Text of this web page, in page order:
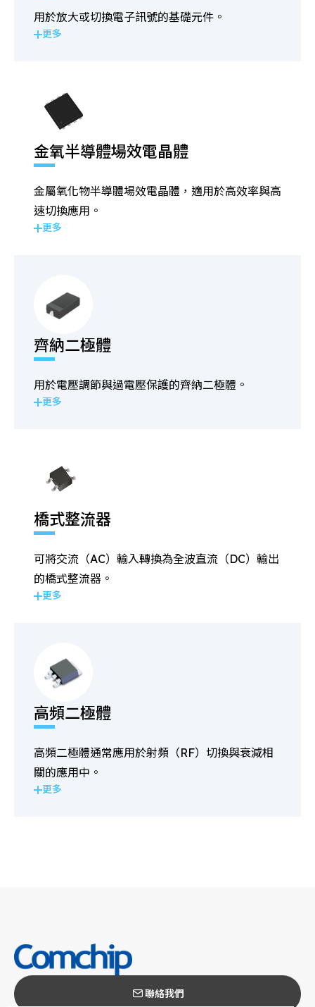
用於放大或切換電子訊號的基礎元件。
更多
金氧半導體場效電晶體
金屬氧化物半導體場效電晶體，適用於高效率與高
速切換應用。
更多
齊納二極體
用於電壓調節與過電壓保護的齊納二極體。
更多
橋式整流器
可將交流（AC）輸入轉換為全波直流（DC）輸出
的橋式整流器。
更多
高頻二極體
高頻二極體通常應用於射頻（RF）切換與衰減相
關的應用中。
更多
聯絡我們